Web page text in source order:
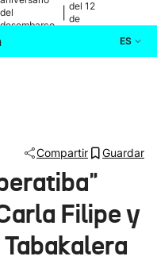
del
desembarco
de Elkano
del 12
de
ES
Compartir Guardar
Filipe y